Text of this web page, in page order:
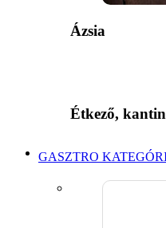
Ázsia
Étkező, kantin
GASZTRO